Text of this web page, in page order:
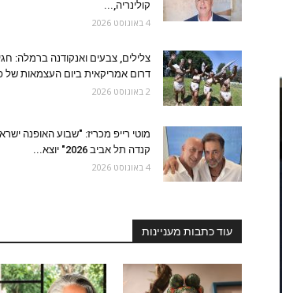
קולינריה,...
4 באוגוסט 2026
צלילים, צבעים ואנקודנה ברמלה:
דרום אמריקאית ביום העצמאות של
2 באוגוסט 2026
מוטי רייפ מכריז: "שבוע האופנה
קנדה תל אביב 2026" יוצא...
4 באוגוסט 2026
עוד כתבות מעניינות